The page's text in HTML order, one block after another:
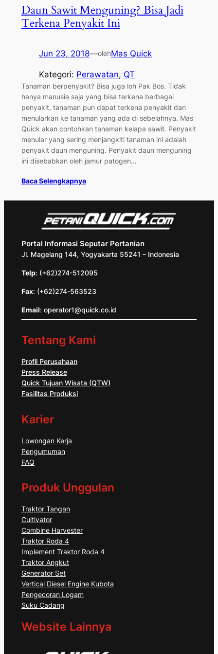
Daun Sawit Menguning? Bisa Jadi
Terkena Penyakit Ini
Jun 23, 2018—olehMas Quick
Kategori: Perawatan, QT
Tanaman berpenyakit? Bisa juga loh Pak Bos. Tidak
hanya manusia saja yang bisa terkena berbagai
penyakit, tanaman pun dapat terkena penyakit dan
menularkan ke tanaman yang ada di sebelahnya. Mas
Quick akan contohkan tanaman kelapa sawit. Penyakit
menular yang sering menjangkiti tanaman ini adalah
penyakit daun menguning. Penyakit daun menguning
ini disebabkan oleh jamur patogen…
Baca Selengkapnya
Portal Informasi Seputar Pertanian
Jl. Magelang 144, Yogyakarta 55241 – Indonesia
Telp: (+62)274-512095
Fax: (+62)274-563523
Email: operator1@quick.co.id
Tentang Kami
Profil Perusahaan
Press Release
Quick Tujuan Wisata (QTW)
Fasilitas Produksi
Karier
Lowongan Kerja
Pengumuman
FAQ
Produk Unggulan
Traktor Tangan
Cultivator
Combine Harvester
Traktor Roda 4
Implement Traktor Roda 4
Traktor Angkut
Generator Set
Vertical Diesel Engine Kubota
Pengecoran Logam
Suku Cadang
Website Lainnya